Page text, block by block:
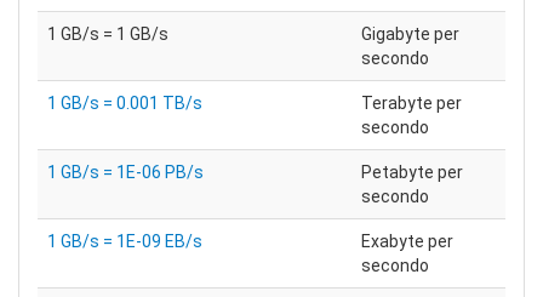
1 GB/s = 1 GB/s
Gigabyte per
secondo
1 GB/s = 0.001 TB/s
Terabyte per
secondo
1 GB/s = 1E-06 PB/s
Petabyte per
secondo
1 GB/s = 1E-09 EB/s
Exabyte per
secondo